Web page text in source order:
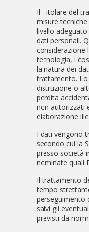
Il Titolare del
misure
livello adeguato
dati personali.
considerazione
tecnologia, i
la natura dei
trattamento. Lo
distruzione o
perdita
non autorizzati
elaborazione
I dati vengono
secondo cui la
presso società
nominate quali
Il trattamento
tempo
perseguimento
salvi gli
previsti da